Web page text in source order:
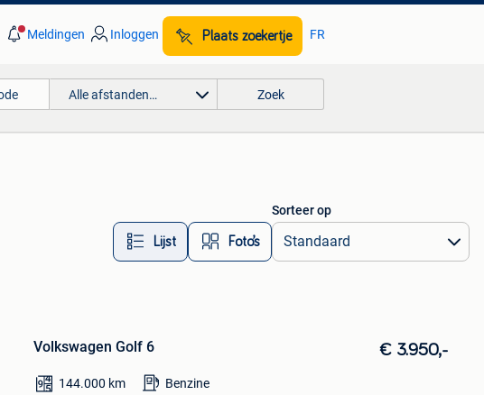
Meldingen Inloggen Plaats zoekertje FR
Alle afstanden… Zoek
Lijst Foto’s
Sorteer op
Volkswagen Golf 6 € 3.950,-
144.000 km Benzine